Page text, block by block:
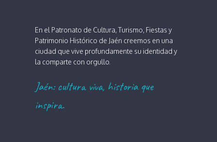
En el Patronato de Cultura, Turismo, Fiestas y
Patrimonio Histórico de Jaén creemos en una
ciudad que vive profundamente su identidad y
la comparte con orgullo.
Jaén: cultura viva, historia que
inspira.